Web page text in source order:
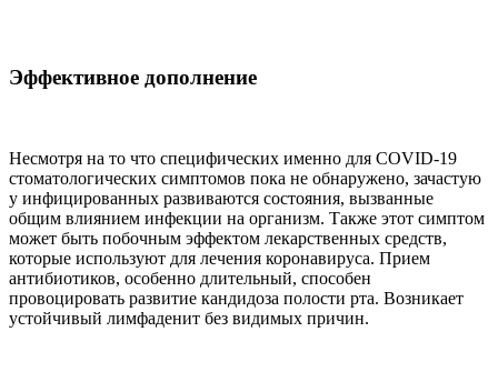
Эффективное дополнение
Несмотря на то что специфических именно для CОVID-19
стоматологических симптомов пока не обнаружено, зачастую
у инфицированных развиваются состояния, вызванные
общим влиянием инфекции на организм. Также этот симптом
может быть побочным эффектом лекарственных средств,
которые используют для лечения коронавируса. Прием
антибиотиков, особенно длительный, способен
провоцировать развитие кандидоза полости рта. Возникает
устойчивый лимфаденит без видимых причин.